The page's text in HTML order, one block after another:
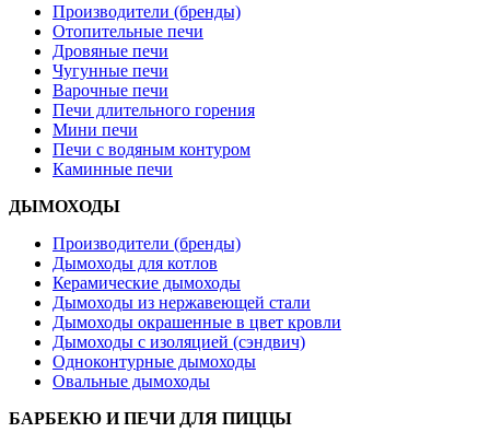
Производители (бренды)
Отопительные печи
Дровяные печи
Чугунные печи
Варочные печи
Печи длительного горения
Мини печи
Печи с водяным контуром
Каминные печи
ДЫМОХОДЫ
Производители (бренды)
Дымоходы для котлов
Керамические дымоходы
Дымоходы из нержавеющей стали
Дымоходы окрашенные в цвет кровли
Дымоходы с изоляцией (сэндвич)
Одноконтурные дымоходы
Овальные дымоходы
БАРБЕКЮ И ПЕЧИ ДЛЯ ПИЦЦЫ